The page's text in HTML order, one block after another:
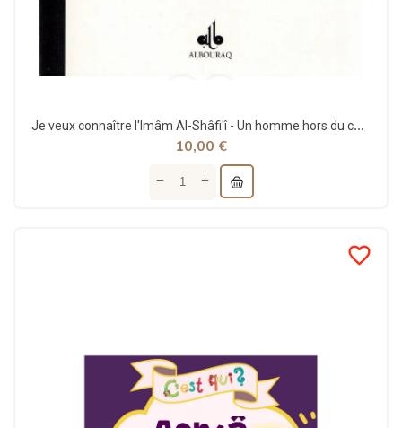
Je veux connaître l'Imâm Al-Shâfi'î - Un homme hors du commun - Abû Zakariyya Al-Hussaynî
10,00 €
favorite_border